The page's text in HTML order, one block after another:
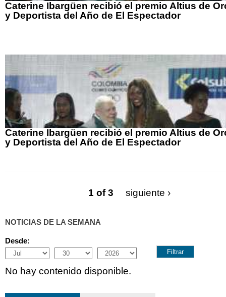
Caterine Ibargüen recibió el premio Altius de
y Deportista del Año de El Espectador
Caterine Ibargüen recibió el premio Altius de
y Deportista del Año de El Espectador
1 of 3 siguiente ›
NOTICIAS DE LA SEMANA
Desde:
Month
Day Year
No hay contenido disponible.